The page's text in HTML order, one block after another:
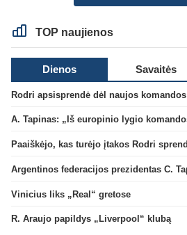
TOP naujienos
Dienos Savaitės
Rodri apsisprendė dėl naujos komandos
Vinicius liks „Real“ gretose
R. Araujo papildys „Liverpool“ klubą